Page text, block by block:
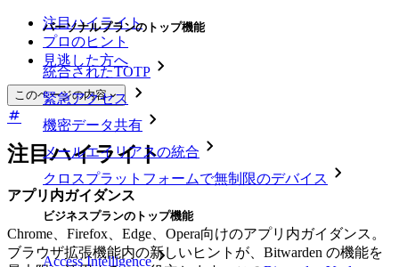
パーソナルプランのトップ機能
統合されたTOTP
緊急アクセス
機密データ共有
メールエイリアスの統合
クロスプラットフォームで無制限のデバイス
ビジネスプランのトップ機能
Access Intelligence
注目ハイライト
プロのヒント
見逃した方へ
このページの内容
注目ハイライト
アプリ内ガイダンス
Chrome、Firefox、Edge、Opera向けのアプリ内ガイダンス。
ブラウザ拡張機能内の新しいヒントが、Bitwarden の機能を